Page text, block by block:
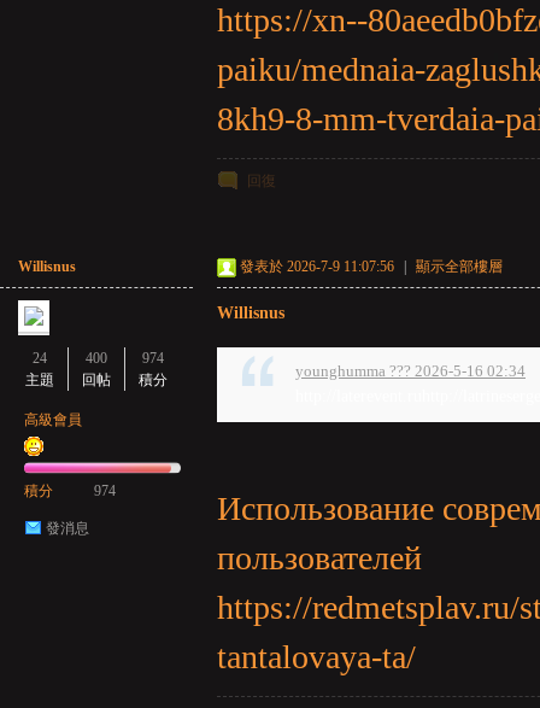
https://xn--
paiku/mednaia-
8kh9-8-mm-tverdaia-
回復
Willisnus
24
主題
400
回帖
974
積分
高級會員
積分 974
發消息
發表於 2026-7-9 11:07:56 顯示全部樓層
Willisnus
younghumma ??? 2026-5-16 02:34
Использование
пользователей
https://redmetsplav.ru/
tantalovaya-ta/